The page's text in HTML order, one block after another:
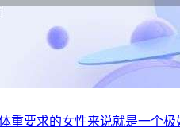
要求的女性来说就是一个